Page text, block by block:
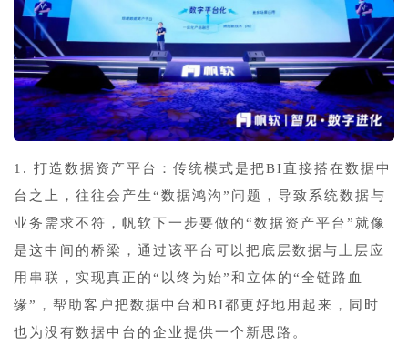
1. 打造数据资产平台：传统模式是把BI直接搭在数据中
台之上，往往会产生“数据鸿沟”问题，导致系统数据与
业务需求不符，帆软下一步要做的“数据资产平台”就像
是这中间的桥梁，通过该平台可以把底层数据与上层应
用串联，实现真正的“以终为始”和立体的“全链路血
缘”，帮助客户把数据中台和BI都更好地用起来，同时
也为没有数据中台的企业提供一个新思路。